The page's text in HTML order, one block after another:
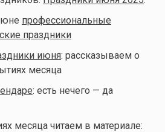
профессиональные
праздники
июня: рассказываем о
месяца
: есть нечего — да
месяца читаем в материале: